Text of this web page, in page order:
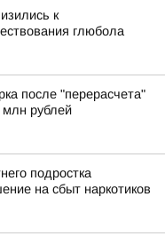
к
глюбола
после "перерасчета"
млн рублей
подростка
на сбыт наркотиков